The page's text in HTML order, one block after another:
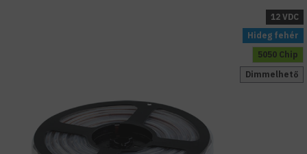
Hideg fehér
5050 Chip
12 VDC
Dimmelhető